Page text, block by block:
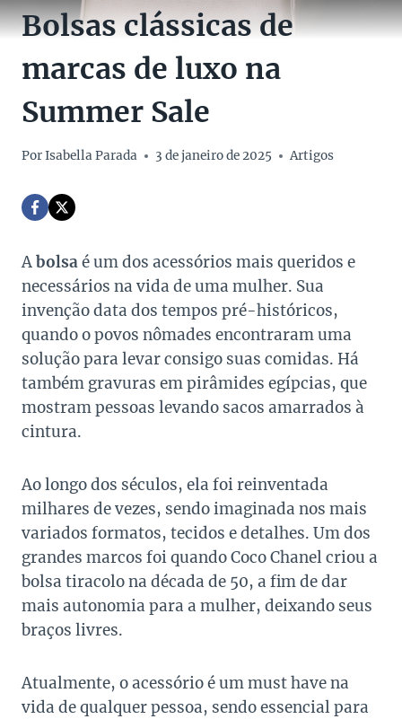
Bolsas clássicas de
marcas de luxo na
Summer Sale
PorIsabella Parada 3 de janeiro de 2025 Artigos
Abolsaé um dos acessórios mais queridos e
necessários na vida de uma mulher. Sua
invenção data dos tempos pré-históricos,
quando o povos nômades encontraram uma
solução para levar consigo suas comidas. Há
também gravuras em pirâmides egípcias, que
mostram pessoas levando sacos amarrados à
cintura.
Ao longo dos séculos, ela foi reinventada
milhares de vezes, sendo imaginada nos mais
variados formatos, tecidos e detalhes. Um dos
grandes marcos foi quando Coco Chanel criou a
bolsa tiracolo na década de 50, a fim de dar
mais autonomia para a mulher, deixando seus
braços livres.
Atualmente, o acessório é um must have na
vida de qualquer pessoa, sendo essencial para